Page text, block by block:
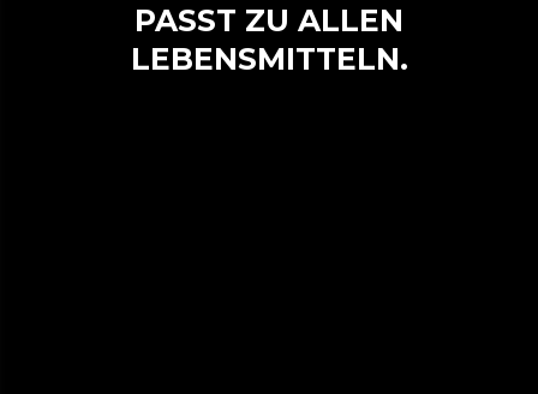
PASST ZU ALLEN
LEBENSMITTELN.